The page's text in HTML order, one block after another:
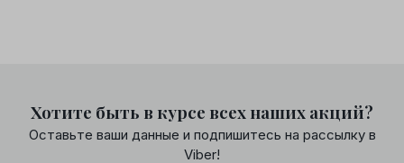
Хотите быть в курсе всех наших акций?
Оставьте ваши данные и подпишитесь на рассылку в
Viber!